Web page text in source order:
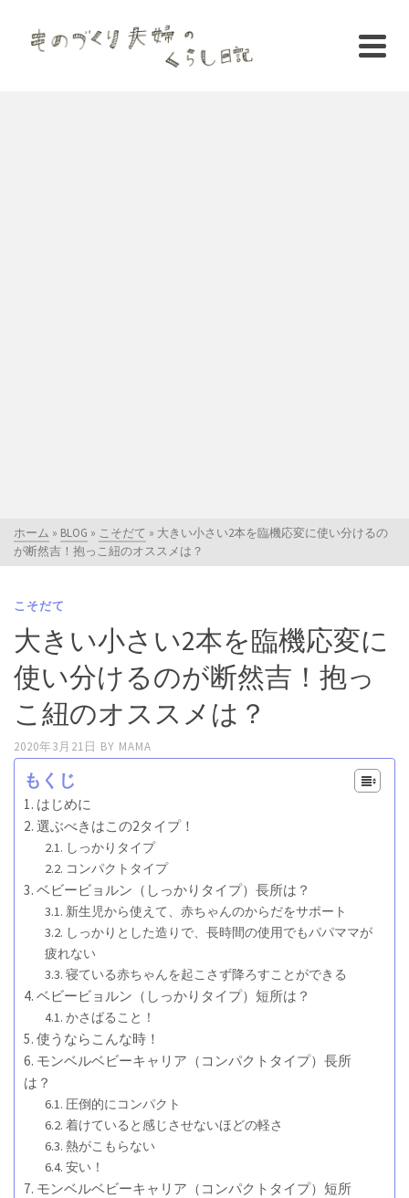
ホーム » BLOG » こそだて » 大きい小さい2本を臨機応変に使い分けるの
が断然吉！抱っこ紐のオススメは？
こそだて
大きい小さい2本を臨機応変に
使い分けるのが断然吉！抱っ
こ紐のオススメは？
2020年3月21日 BY MAMA
もくじ
はじめに
選ぶべきはこの2タイプ！
しっかりタイプ
コンパクトタイプ
ベビービョルン（しっかりタイプ）長所は？
新生児から使えて、赤ちゃんのからだをサポート
しっかりとした造りで、長時間の使用でもパパママが
疲れない
寝ている赤ちゃんを起こさず降ろすことができる
ベビービョルン（しっかりタイプ）短所は？
かさばること！
使うならこんな時！
モンベルベビーキャリア（コンパクトタイプ）長所
は？
圧倒的にコンパクト
着けていると感じさせないほどの軽さ
熱がこもらない
安い！
モンベルベビーキャリア（コンパクトタイプ）短所